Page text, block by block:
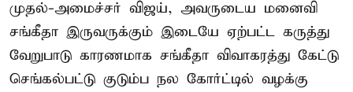
முதல்-அமைச்சர் விஜய், அவருடைய மனைவி
சங்கீதா இருவருக்கும் இடையே ஏற்பட்ட கருத்து
வேறுபாடு காரணமாக சங்கீதா விவாகரத்து கேட்டு
செங்கல்பட்டு குடும்ப நல கோர்ட்டில் வழக்கு